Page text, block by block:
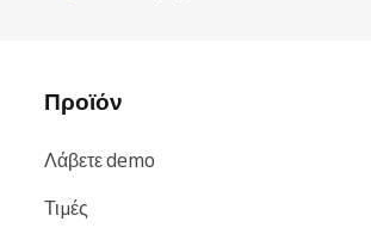
Προϊόν
Λάβετε demo
Τιμές